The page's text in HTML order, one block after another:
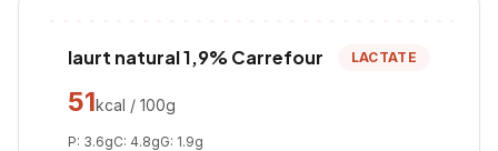
Iaurt natural 1,9% Carrefour LACTATE
51kcal / 100g
P: 3.6gC: 4.8gG: 1.9g